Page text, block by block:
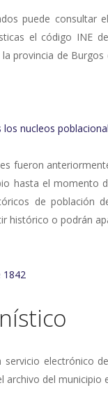
puede consultar
el código INE
provincia de
nucleos
fueron
hasta el momento
de población
histórico o podrán
1842
servicio electrónico
archivo del municipio